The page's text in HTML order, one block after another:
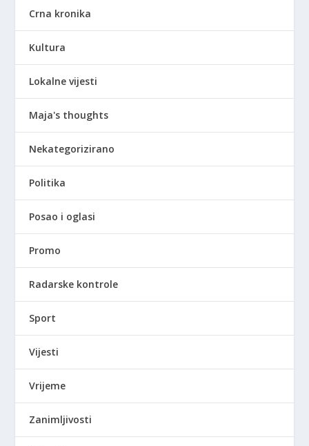
Crna kronika
Kultura
Lokalne vijesti
Maja's thoughts
Nekategorizirano
Politika
Posao i oglasi
Promo
Radarske kontrole
Sport
Vijesti
Vrijeme
Zanimljivosti